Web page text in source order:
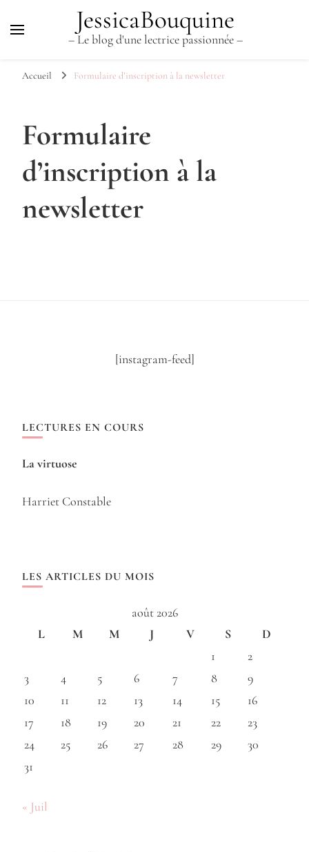
JessicaBouquine
– Le blog d'une lectrice passionnée –
Accueil Formulaire d’inscription à la newsletter
Formulaire
d’inscription à la
newsletter
[instagram-feed]
LECTURES EN COURS
La virtuose
Harriet Constable
LES ARTICLES DU MOIS
août 2026
L
M M J V S
D
1
2
3
4 5 6 7 8
9
10
11 12 13 14 15
16
17
18 19 20 21 22
23
24
25 26 27 28 29
30
31
« Juil